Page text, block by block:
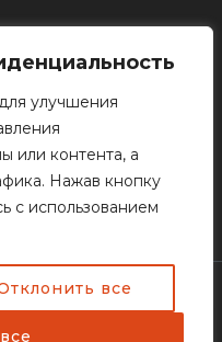
улучшения
или контента, а
Нажав кнопку
с использованием
все
77